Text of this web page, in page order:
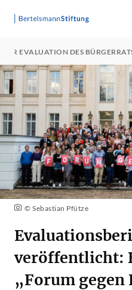
DER EVALUATION DES
© Sebastian Pfütze
veröffentlicht:
„Forum gegen